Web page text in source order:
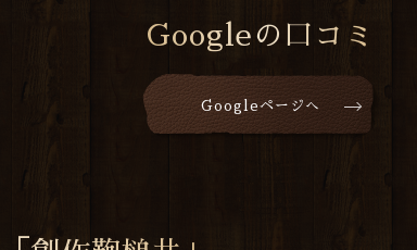
Googleの口コミ
Googleページへ